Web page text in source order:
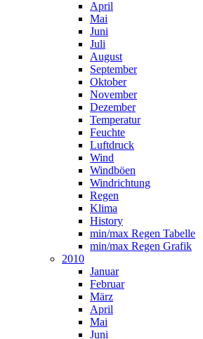
April
Mai
Juni
Juli
August
September
Oktober
November
Dezember
Temperatur
Feuchte
Luftdruck
Wind
Windböen
Windrichtung
Regen
Klima
History
min/max Regen Tabelle
min/max Regen Grafik
2010
Januar
Februar
März
April
Mai
Juni